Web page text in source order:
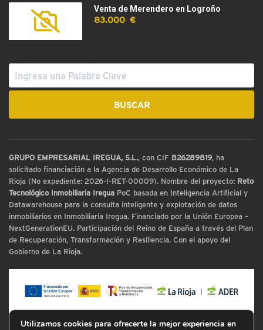
Venta de Merendero en Logroño
83.000 €
GRUPO EMPRESARIAL IREGUA, S.L., con CIF B26289819, ha
solicitado financiación a la Agencia de Desarrollo Económico de La
Rioja (No expediente: 2026-I-RET-00009). Nombre del proyecto: Reto
Tecnológico Inmobiliaria Iregua PoC basada en Inteligencia Artificial y
Datawarehouse para la consulta inteligente y explotación de datos
inmobiliarios en Inmobiliaria Iregua. Financiado por la Unión Europea –
NextGenerationEU. Participación del Reino de España a través del Plan
de Recuperación, Transformación y Resiliencia. Con el apoyo del
Gobierno de La Rioja.
Utilizamos cookies para ofrecerte la mejor experiencia en